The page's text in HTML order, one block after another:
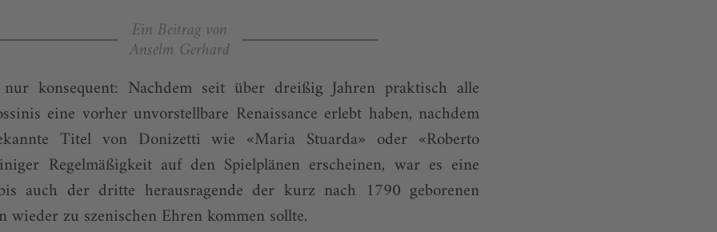
Ein Beitrag von
Anselm Gerhard
konsequent: Nachdem seit über dreißig Jahren praktisch alle
eine vorher unvorstellbare Renaissance erlebt haben, nachdem
Titel von Donizetti wie «Maria Stuarda» oder «Roberto
Regelmäßigkeit auf den Spielplänen erscheinen, war es eine
auch der dritte herausragende der kurz nach 1790 geborenen
wieder zu szenischen Ehren kommen sollte.